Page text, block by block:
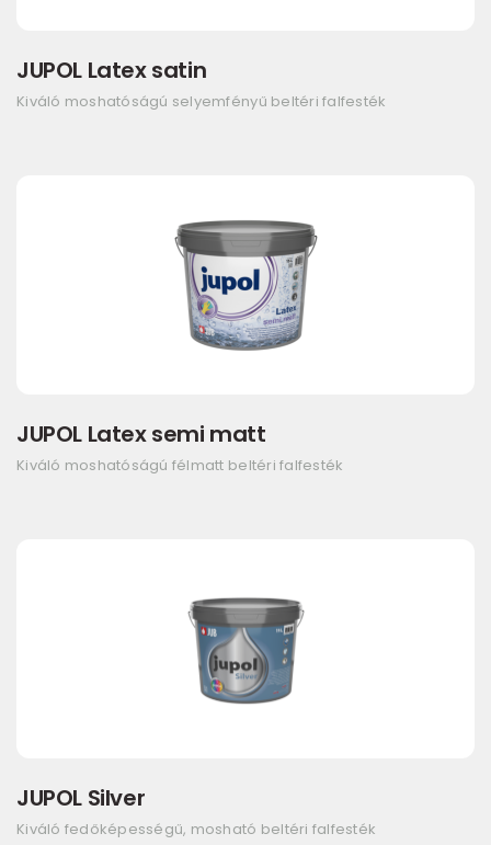
JUPOL Latex satin
Kiváló moshatóságú selyemfényű beltéri falfesték
JUPOL Latex semi matt
Kiváló moshatóságú félmatt beltéri falfesték
JUPOL Silver
Kiváló fedőképességű, mosható beltéri falfesték